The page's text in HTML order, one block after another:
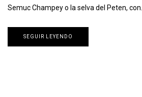
Semuc Champey o la selva del Peten, con…
SEGUIR LEYENDO